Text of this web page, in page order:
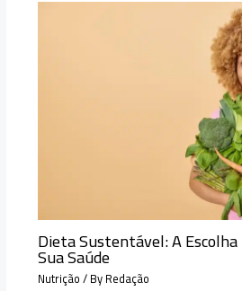
Dieta Sustentável: A
Sua Saúde
Nutrição/ ByRedação